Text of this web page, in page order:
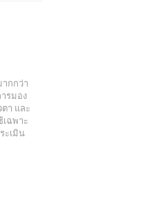
กกว่า
รมอง
า และ
ฉพาะ
ะเมิน